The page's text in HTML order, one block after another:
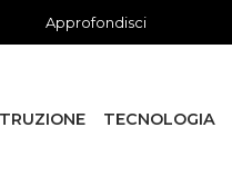
Approfondisci
TECNOLOGIA